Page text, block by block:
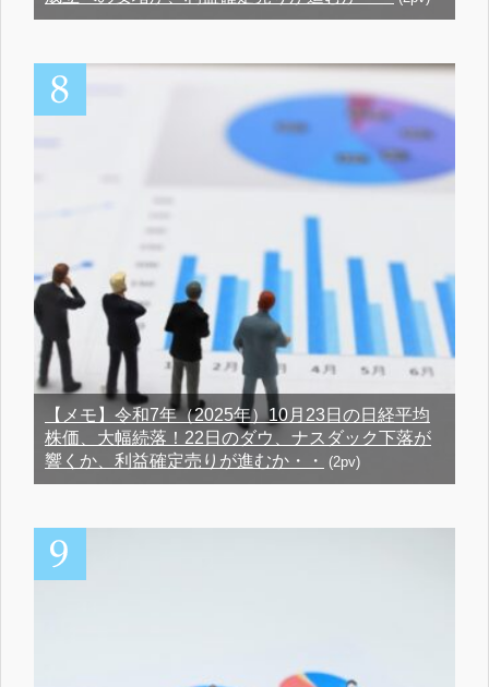
【メモ】令和7年（2025年）10月23日の日経平均
株価、大幅続落！22日のダウ、ナスダック下落が
響くか、利益確定売りが進むか・・
(2pv)